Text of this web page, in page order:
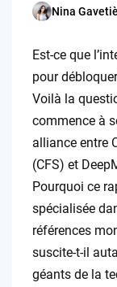
Posted
Nina
Est-ce que
pour
Voilà la
commence à
alliance entre
(CFS) et
Pourquoi ce
spécialisée
références
suscite-t-il
géants de la